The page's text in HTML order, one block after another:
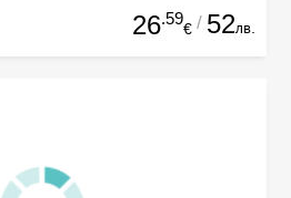
26.59
€ / 52лв.